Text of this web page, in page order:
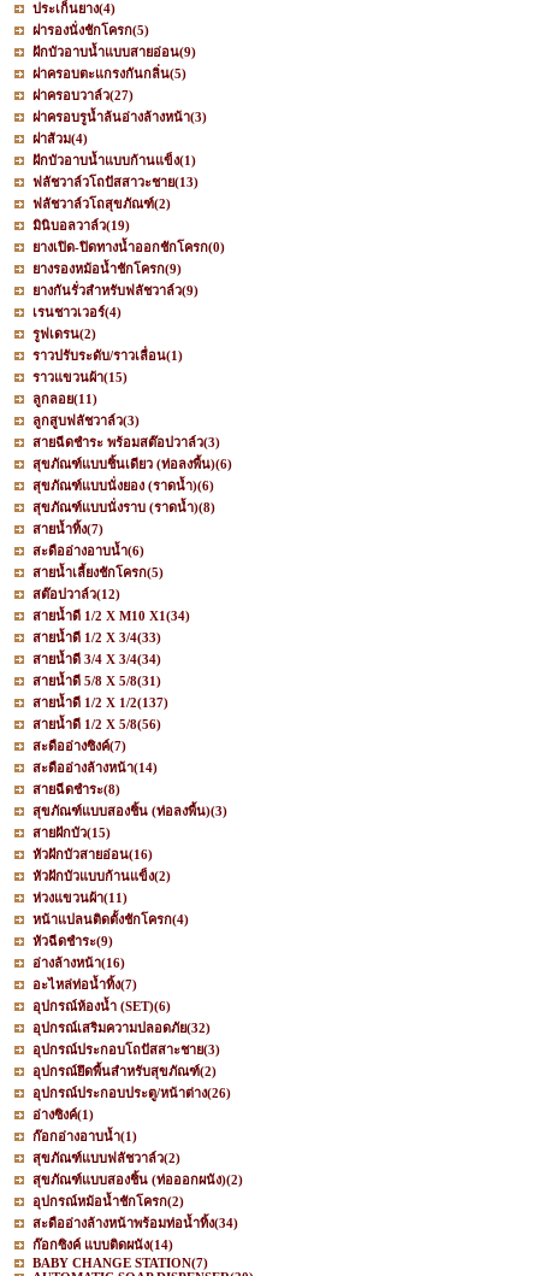
ประเก็นยาง(4)
ฝารองนั่งชักโครก(5)
ฝักบัวอาบน้ำแบบสายอ่อน(9)
ฝาครอบตะแกรงกันกลิ่น(5)
ฝาครอบวาล์ว(27)
ฝาครอบรูน้ำล้นอ่างล้างหน้า(3)
ฝาส้วม(4)
ฝักบัวอาบน้ำแบบก้านแข็ง(1)
ฟลัชวาล์วโถปัสสาวะชาย(13)
ฟลัชวาล์วโถสุขภัณฑ์(2)
มินิบอลวาล์ว(19)
ยางเปิด-ปิดทางน้ำออกชักโครก(0)
ยางรองหม้อน้ำชักโครก(9)
ยางกันรั่วสำหรับฟลัชวาล์ว(9)
เรนชาวเวอร์(4)
รูฟเดรน(2)
ราวปรับระดับ/ราวเลื่อน(1)
ราวแขวนผ้า(15)
ลูกลอย(11)
ลูกสูบฟลัชวาล์ว(3)
สายฉีดชำระ พร้อมสต๊อปวาล์ว(3)
สุขภัณฑ์แบบชิ้นเดียว (ท่อลงพื้น)(6)
สุขภัณฑ์แบบนั่งยอง (ราดน้ำ)(6)
สุขภัณฑ์แบบนั่งราบ (ราดน้ำ)(8)
สายน้ำทิ้ง(7)
สะดืออ่างอาบน้ำ(6)
สายน้ำเลี้ยงชักโครก(5)
สต๊อปวาล์ว(12)
สายน้ำดี 1/2 X M10 X1(34)
สายน้ำดี 1/2 X 3/4(33)
สายน้ำดี 3/4 X 3/4(34)
สายน้ำดี 5/8 X 5/8(31)
สายน้ำดี 1/2 X 1/2(137)
สายน้ำดี 1/2 X 5/8(56)
สะดืออ่างซิงค์(7)
สะดืออ่างล้างหน้า(14)
สายฉีดชำระ(8)
สุขภัณฑ์แบบสองชิ้น (ท่อลงพื้น)(3)
สายฝักบัว(15)
หัวฝักบัวสายอ่อน(16)
หัวฝักบัวแบบก้านแข็ง(2)
ห่วงแขวนผ้า(11)
หน้าแปลนติดตั้งชักโครก(4)
หัวฉีดชำระ(9)
อ่างล้างหน้า(16)
อะไหล่ท่อน้ำทิ้ง(7)
อุปกรณ์ห้องน้ำ (SET)(6)
อุปกรณ์เสริมความปลอดภัย(32)
อุปกรณ์ประกอบโถปัสสาะชาย(3)
อุปกรณ์ยึดพื้นสำหรับสุขภัณฑ์(2)
อุปกรณ์ประกอบประตู/หน้าต่าง(26)
อ่างซิงค์(1)
ก๊อกอ่างอาบน้ำ(1)
สุขภัณฑ์แบบฟลัชวาล์ว(2)
สุขภัณฑ์แบบสองชิ้น (ท่อออกผนัง)(2)
อุปกรณ์หม้อน้ำชักโครก(2)
สะดืออ่างล้างหน้าพร้อมท่อน้ำทิ้ง(34)
ก๊อกซิงค์ แบบติดผนัง(14)
BABY CHANGE STATION(7)